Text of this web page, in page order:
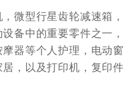
微型行星齿轮减速箱，
备中的重要零件之一，
器等个人护理，电动窗
，以及打印机，复印件